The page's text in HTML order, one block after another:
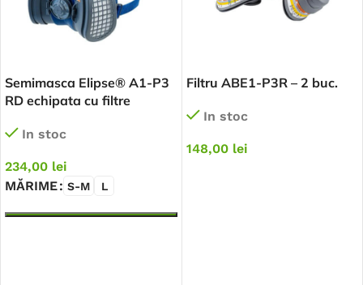
Semimasca Elipse® A1-P3
RD echipata cu filtre
In stoc
234,00 lei
MĂRIME
S-M L
Filtru ABE1-P3R – 2 buc.
In stoc
148,00 lei